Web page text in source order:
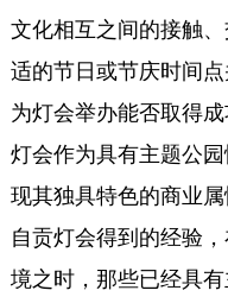
文化相互之间的接触
适的节日或节庆时间
为灯会举办能否取得
灯会作为具有主题公
现其独具特色的商业
自贡灯会得到的经验
境之时，那些已经具